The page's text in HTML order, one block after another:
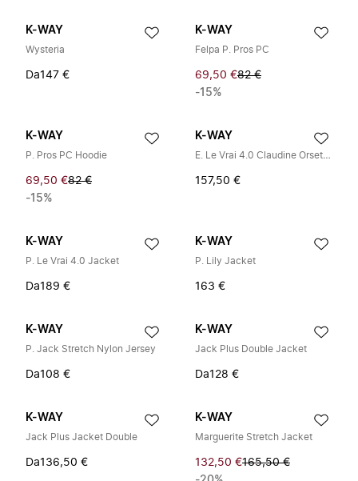
K-WAY
Wysteria
Da147 €
K-WAY
Felpa P. Pros PC
69,50 €82 €
-15%
K-WAY
P. Pros PC Hoodie
69,50 €82 €
-15%
K-WAY
E. Le Vrai 4.0 Claudine Orset Giubbotto Imbottito
157,50 €
K-WAY
P. Le Vrai 4.0 Jacket
Da189 €
K-WAY
P. Lily Jacket
163 €
K-WAY
P. Jack Stretch Nylon Jersey
Da108 €
K-WAY
Jack Plus Double Jacket
Da128 €
K-WAY
Jack Plus Jacket Double
Da136,50 €
K-WAY
Marguerite Stretch Jacket
132,50 €165,50 €